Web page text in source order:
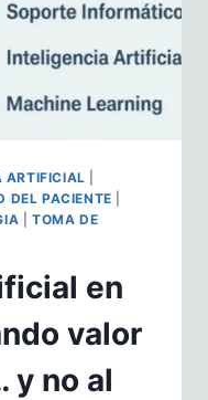
ARTIFICIAL
DEL PACIENTE
|TOMA DE
en
valor
y no al